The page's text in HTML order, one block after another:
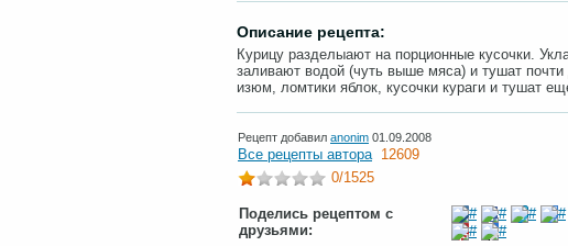
Описание рецепта:
Курицу разделыают на порционные кусочки.
заливают водой (чуть выше мяса) и тушат
изюм, ломтики яблок, кусочки кураги и тушат
Рецепт добавил anonim 01.09.2008
Все рецепты автора 12609
0/1525
Поделись рецептом с
друзьями: